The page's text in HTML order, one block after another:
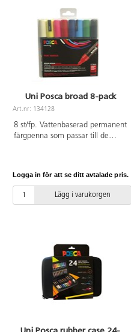
Uni Posca broad 8-pack
Art.nr: 134128
8 st/fp. Vattenbaserad permanent
färgpenna som passar till de
grön och svart. Linjebredd
Logga in för att se ditt avtalade pris.
Lägg i varukorgen